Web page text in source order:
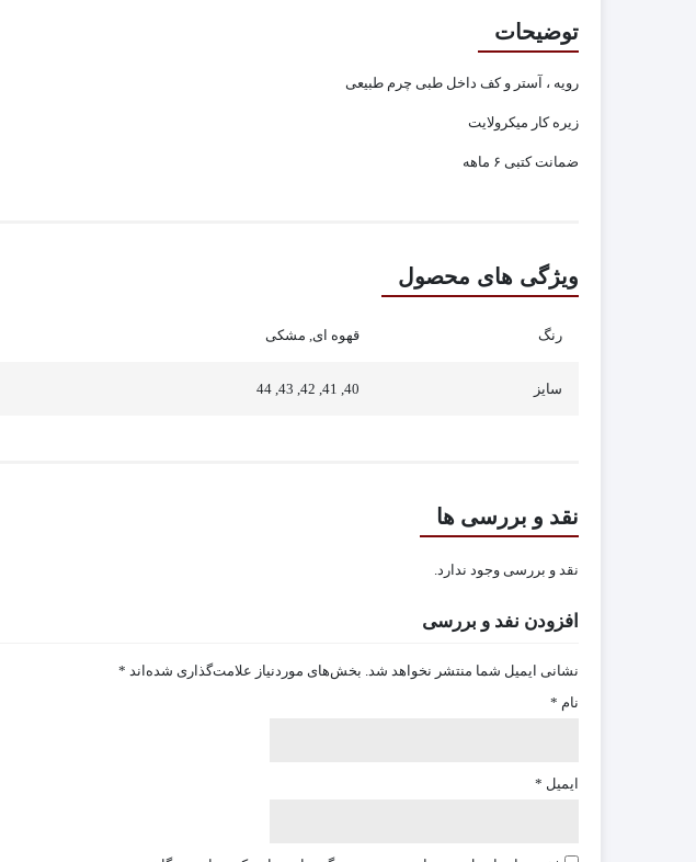
توضیحات
رویه ، آستر و کف داخل طبی چرم طبیعی
زیره کار میکرولایت
ضمانت کتبی ۶ ماهه
ویژگی های محصول
رنگ قهوه ای, مشکی
سایز 40, 41, 42, 43, 44
نقد و بررسی ها
نقد و بررسی وجود ندارد.
افزودن نفد و بررسی
نشانی ایمیل شما منتشر نخواهد شد. بخش‌های موردنیاز علامت‌گذاری شده‌اند *
نام *
ایمیل *